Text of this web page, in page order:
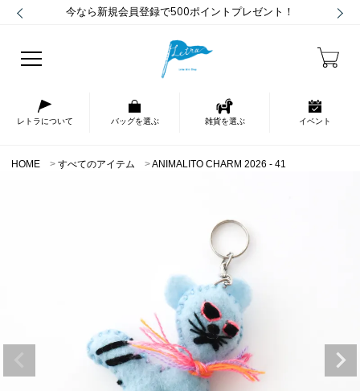
今なら新規会員登録で500ポイントプレゼント！
レトラについて バッグを選ぶ 雑貨を選ぶ イベント
HOME すべてのアイテム ANIMALITO CHARM 2026 - 41